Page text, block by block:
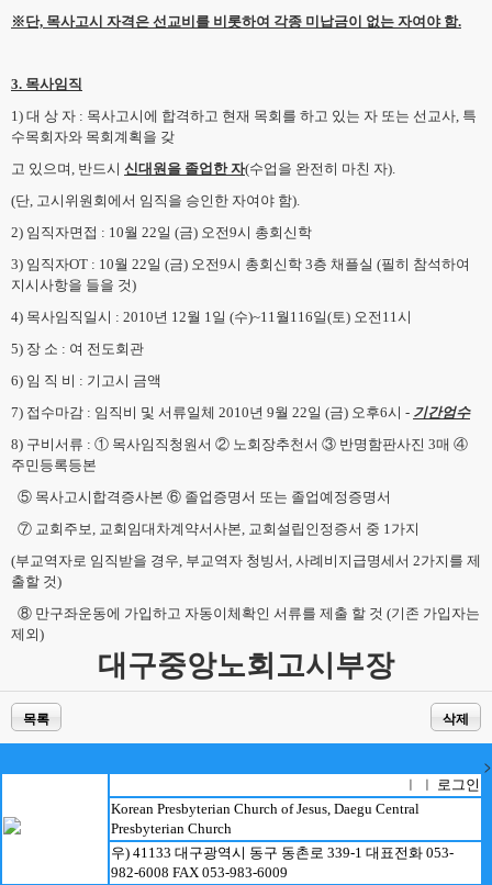
※단, 목사고시 자격은 선교비를 비롯하여 각종 미납금이 없는 자여야 함.
3. 목사임직
1) 대 상 자 : 목사고시에 합격하고 현재 목회를 하고 있는 자 또는 선교사, 특
수목회자와 목회계획을 갖
고 있으며, 반드시 신대원을 졸업한 자(수업을 완전히 마친 자).
(단, 고시위원회에서 임직을 승인한 자여야 함).
2) 임직자면접 : 10월 22일 (금) 오전9시 총회신학
3) 임직자OT : 10월 22일 (금) 오전9시 총회신학 3층 채플실 (필히 참석하여
지시사항을 들을 것)
4) 목사임직일시 : 2010년 12월 1일 (수)~11월116일(토) 오전11시
5) 장 소 : 여 전도회관
6) 임 직 비 : 기고시 금액
7) 접수마감 : 임직비 및 서류일체 2010년 9월 22일 (금) 오후6시 - 기간엄수
8) 구비서류 : ① 목사임직청원서 ② 노회장추천서 ③ 반명함판사진 3매 ④
주민등록등본
⑤ 목사고시합격증사본 ⑥ 졸업증명서 또는 졸업예정증명서
⑦ 교회주보, 교회임대차계약서사본, 교회설립인정증서 중 1가지
(부교역자로 임직받을 경우, 부교역자 청빙서, 사례비지급명세서 2가지를 제
출할 것)
⑧ 만구좌운동에 가입하고 자동이체확인 서류를 제출 할 것 (기존 가입자는
제외)
대구중앙노회고시부장
목록 삭제
>
로그인
Korean Presbyterian Church of Jesus, Daegu Central
Presbyterian Church
우) 41133 대구광역시 동구 동촌로 339-1 대표전화 053-
982-6008 FAX 053-983-6009